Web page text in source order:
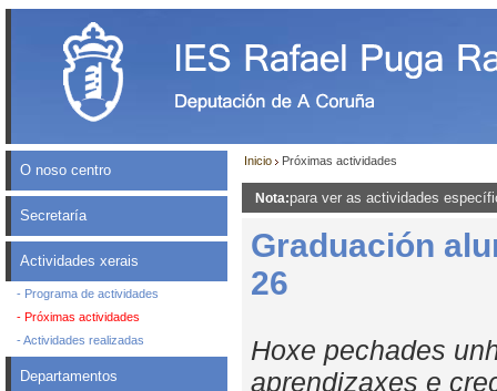
O noso centro
Secretaría
Actividades xerais
- Programa de actividades
- Próximas actividades
- Actividades realizadas
Departamentos
Inicio Próximas actividades
Nota:para ver as actividades
Graduación
26
Hoxe pechades
aprendizaxes e